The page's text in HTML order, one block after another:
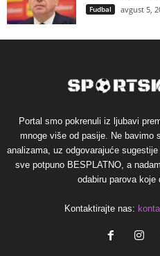
Fudbal avgust 5,
Portal smo pokrenuli iz ljubavi
mnoge više od pasije. Ne bavimo
analizama, uz odgovarajuće
sve potpuno BESPLATNO, a
odabiru parova koje
Kontaktirajte nas: